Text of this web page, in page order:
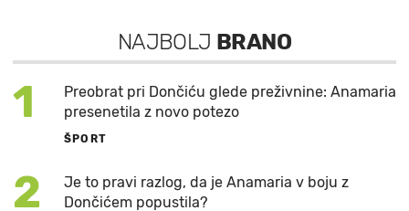
NAJBOLJ BRANO
1
Preobrat pri Dončiću glede preživnine: Anamaria
presenetila z novo potezo
ŠPORT
2
Je to pravi razlog, da je Anamaria v boju z
Dončićem popustila?